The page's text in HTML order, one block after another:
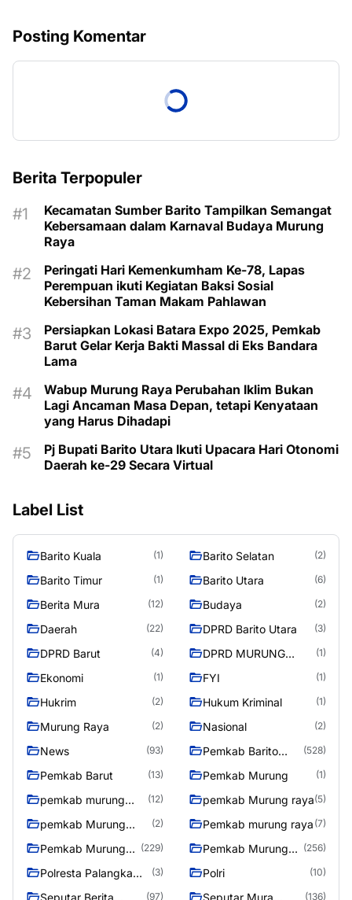
Posting Komentar
Berita Terpopuler
Kecamatan Sumber Barito Tampilkan Semangat
Kebersamaan dalam Karnaval Budaya Murung
Raya
Peringati Hari Kemenkumham Ke-78, Lapas
Perempuan ikuti Kegiatan Baksi Sosial
Kebersihan Taman Makam Pahlawan
Persiapkan Lokasi Batara Expo 2025, Pemkab
Barut Gelar Kerja Bakti Massal di Eks Bandara
Lama
Wabup Murung Raya Perubahan Iklim Bukan
Lagi Ancaman Masa Depan, tetapi Kenyataan
yang Harus Dihadapi
Pj Bupati Barito Utara Ikuti Upacara Hari Otonomi
Daerah ke-29 Secara Virtual
Label List
Barito Kuala (1) Barito Selatan (2)
Barito Timur (1) Barito Utara (6)
Berita Mura (12) Budaya (2)
Daerah (22) DPRD Barito Utara (3)
DPRD Barut (4)
DPRD MURUNG
(1)
Ekonomi (1) FYI (1)
Hukrim (2) Hukum Kriminal (1)
Murung Raya (2) Nasional (2)
News (93)
Pemkab Barito
(528)
Pemkab Barut (13) Pemkab Murung (1)
pemkab murung
(12) pemkab Murung raya(5)
pemkab Murung
(2) Pemkab murung raya (7)
Pemkab Murung
(229)
Pemkab Murung
(256)
Polresta Palangka
(3) Polri (10)
Seputar Berita
(97)
Seputar Mura
(136)